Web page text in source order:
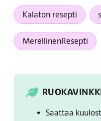
Kalaton resepti
MerellinenResepti
Saattaa